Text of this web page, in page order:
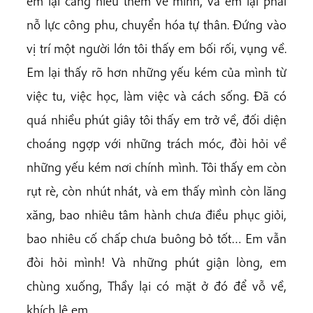
nỗ lực công phu, chuyển hóa tự thân. Đứng vào
vị trí một người lớn tôi thấy em bối rối, vụng về.
Em lại thấy rõ hơn những yếu kém của mình từ
việc tu, việc học, làm việc và cách sống. Đã có
quá nhiều phút giây tôi thấy em trở về, đối diện
choáng ngợp với những trách móc, đòi hỏi về
những yếu kém nơi chính mình. Tôi thấy em còn
rụt rè, còn nhút nhát, và em thấy mình còn lăng
xăng, bao nhiêu tâm hành chưa điều phục giỏi,
bao nhiêu cố chấp chưa buông bỏ tốt… Em vẫn
đòi hỏi mình! Và những phút giận lòng, em
chùng xuống, Thầy lại có mặt ở đó để vỗ về,
khích lệ em.